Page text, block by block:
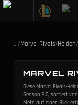
…/Marvel Rivals/Helden/
MARVEL
Diese Marvel Rivals-
Season 9.5, sortiert
Meta auf einen Blick